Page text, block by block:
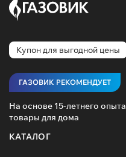
Купон для выгодной цены
ГАЗОВИК РЕКОМЕНДУЕТ
На основе 15-летнего
товары для дома
КАТАЛОГ